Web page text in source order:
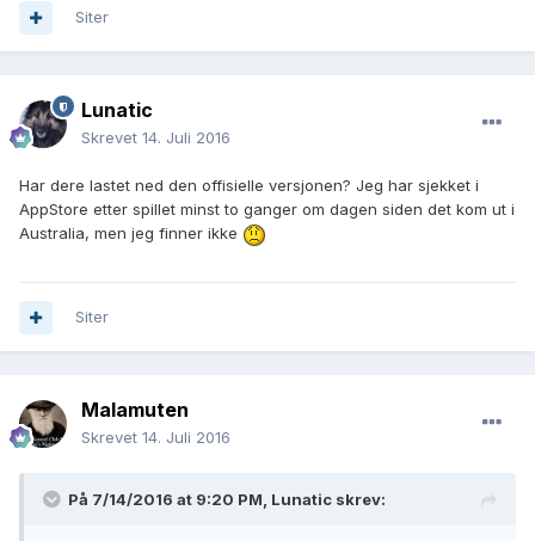
Siter
Lunatic
Skrevet 14. Juli 2016
Har dere lastet ned den offisielle versjonen? Jeg har sjekket i
AppStore etter spillet minst to ganger om dagen siden det kom ut i
Australia, men jeg finner ikke
Siter
Malamuten
Skrevet 14. Juli 2016
På 7/14/2016 at 9:20 PM, Lunatic skrev: